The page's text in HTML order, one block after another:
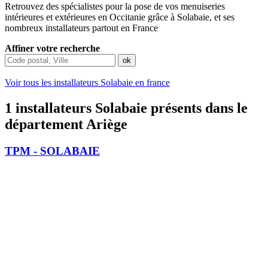
Retrouvez des spécialistes pour la pose de vos menuiseries
intérieures et extérieures en Occitanie grâce à Solabaie, et ses
nombreux installateurs partout en France
Affiner votre recherche
Voir tous les installateurs Solabaie en france
1 installateurs Solabaie présents dans le
département Ariège
TPM - SOLABAIE